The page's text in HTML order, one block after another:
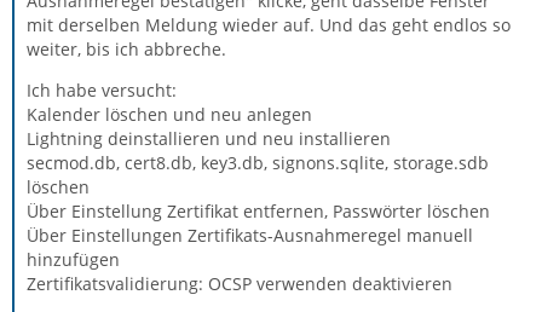
mit derselben Meldung wieder auf. Und das geht endlos so
weiter, bis ich abbreche.
Ich habe versucht:
Kalender löschen und neu anlegen
Lightning deinstallieren und neu installieren
secmod.db, cert8.db, key3.db, signons.sqlite, storage.sdb
löschen
Über Einstellung Zertifikat entfernen, Passwörter löschen
Über Einstellungen Zertifikats-Ausnahmeregel manuell
hinzufügen
Zertifikatsvalidierung: OCSP verwenden deaktivieren